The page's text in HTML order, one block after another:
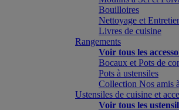
Bouilloires
Nettoyage et
Livres de cuisine
Rangements
Voir tous les
Bocaux et Pots de
Pots à ustensiles
Collection Nos amis
Ustensiles de cuisine et
Voir tous les